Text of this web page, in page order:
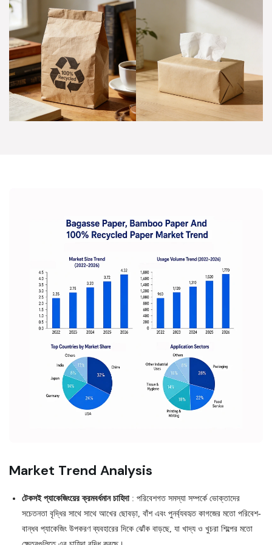
Market Trend Analysis
টেকসই প্যাকেজিংয়ের ক্রমবর্ধমান চাহিদা: পরিবেশগত সমস্যা সম্পর্কে ভোক্তাদের
সচেতনতা বৃদ্ধির সাথে সাথে আখের ছোবড়া, বাঁশ এবং পুনর্ব্যবহৃত কাগজের মতো পরিবেশ-
বান্ধব প্যাকেজিং উপকরণ ব্যবহারের দিকে ঝোঁক বাড়ছে, যা খাদ্য ও খুচরা শিল্পের মতো